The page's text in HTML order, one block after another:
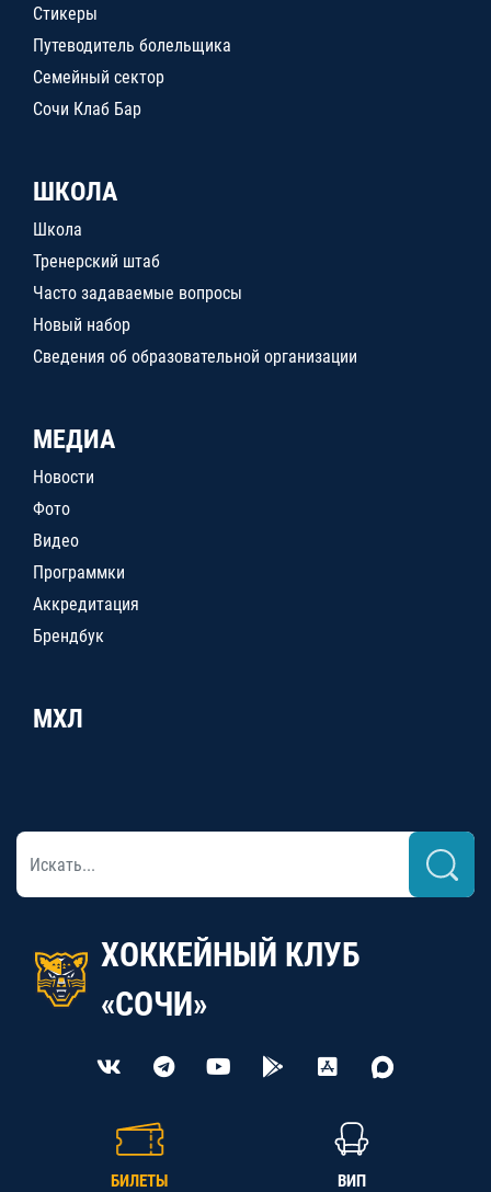
Стикеры
Путеводитель болельщика
Семейный сектор
Сочи Клаб Бар
ШКОЛА
Школа
Тренерский штаб
Часто задаваемые вопросы
Новый набор
Сведения об образовательной организации
МЕДИА
Новости
Фото
Видео
Программки
Аккредитация
Брендбук
МХЛ
ХОККЕЙНЫЙ КЛУБ
«СОЧИ»
БИЛЕТЫ ВИП